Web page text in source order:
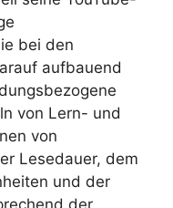
bei den
aufbauend
von Lern- und
von
Lesedauer, dem
und der
der